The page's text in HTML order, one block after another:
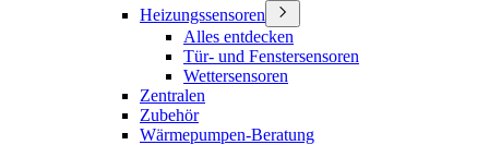
Heizungssensoren
Alles entdecken
Tür- und Fenstersensoren
Wettersensoren
Zentralen
Zubehör
Wärmepumpen-Beratung